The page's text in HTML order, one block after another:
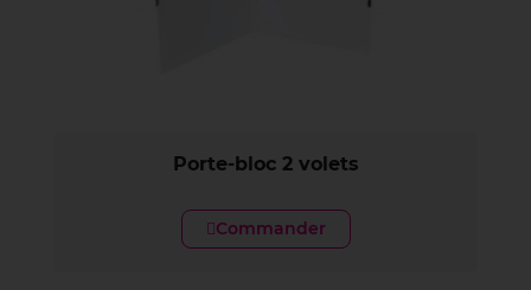
Porte-bloc 2 volets
Commander